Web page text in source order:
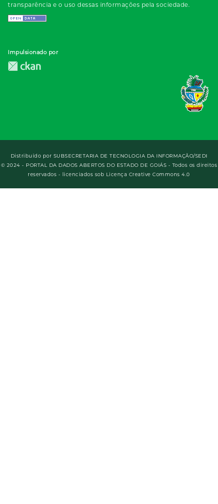
transparência e o uso dessas informações pela sociedade.
Impulsionado por
Distribuído por SUBSECRETARIA DE TECNOLOGIA DA INFORMAÇÃO/SEDI
© 2024 - PORTAL DA DADOS ABERTOS DO ESTADO DE GOIÁS - Todos os direitos
reservados - licenciados sob Licença Creative Commons 4.0